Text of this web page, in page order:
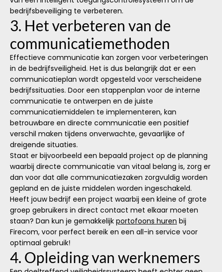
bedrijfsbeveiliging te verbeteren.
3. Het verbeteren van de
communicatiemethoden
Effectieve communicatie kan zorgen voor verbeteringen
in de bedrijfsveiligheid. Het is dus belangrijk dat er een
communicatieplan wordt opgesteld voor verscheidene
bedrijfssituaties. Door een stappenplan voor de interne
communicatie te ontwerpen en de juiste
communicatiemiddelen te implementeren, kan
betrouwbare en directe communicatie een positief
verschil maken tijdens onverwachte, gevaarlijke of
dreigende situaties.
Staat er bijvoorbeeld een bepaald project op de planning
waarbij directe communicatie van vitaal belang is, zorg er
dan voor dat alle communicatiezaken zorgvuldig worden
gepland en de juiste middelen worden ingeschakeld.
Heeft jouw bedrijf een project waarbij een kleine of grote
groep gebruikers in direct contact met elkaar moeten
staan? Dan kun je gemakkelijk portofoons huren bij
Firecom, voor perfect bereik en een all-in service voor
optimaal gebruik!
4. Opleiding van werknemers